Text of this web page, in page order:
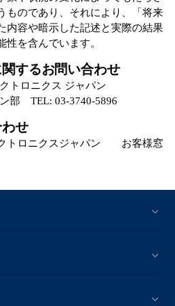
ものであり、それにより、「将来
内容や暗示した記述と実際の結果
を含んでいます。
するお問い合わせ
トロニクス ジャパン
部 TEL: 03-3740-5896
せ
トロニクスジャパン お客様窓